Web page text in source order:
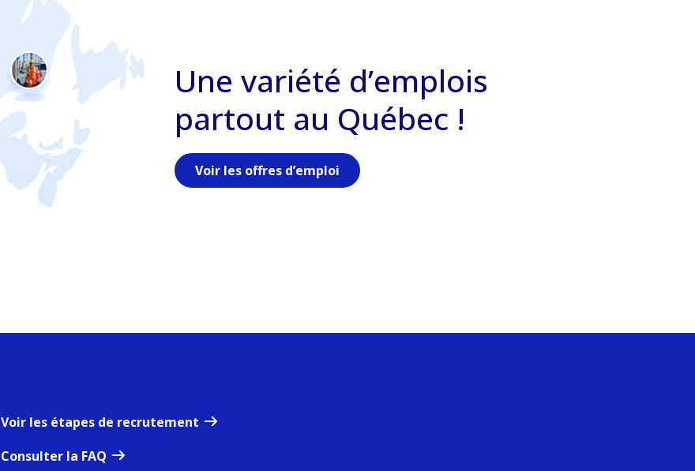
Une variété d’emplois
partout au Québec !
Voir les offres d’emploi
Voir les étapes de recrutement
Consulter la FAQ